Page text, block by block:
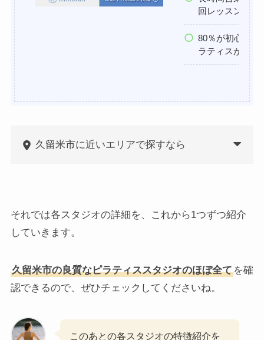
回レッスン開催
80％が初心者な
ラティスが初め
久留米市に近いエリアで探すなら
それでは各スタジオの詳細を、これから1つずつ紹介
していきます。
久留米市の良質なピラティススタジオのほぼ全てを確
認できるので、ぜひチェックしてくださいね。
このあとの各スタジオの特徴紹介を